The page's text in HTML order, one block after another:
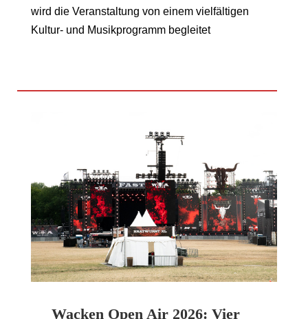
wird die Veranstaltung von einem vielfältigen
Kultur- und Musikprogramm begleitet
Wacken Open Air 2026: Vier